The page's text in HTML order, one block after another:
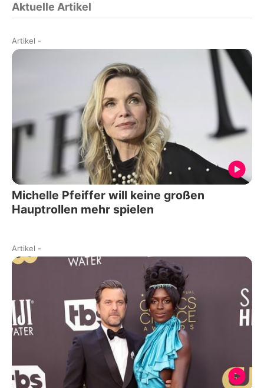
Aktuelle Artikel
Artikel -
Michelle Pfeiffer will keine großen
Hauptrollen mehr spielen
Artikel -